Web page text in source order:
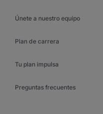
Únete a nuestro equipo
Plan de carrera
Tu plan impulsa
Preguntas frecuentes